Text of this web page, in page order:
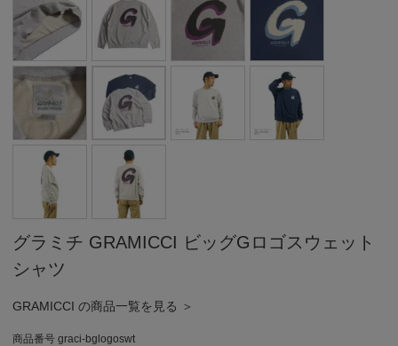
グラミチ GRAMICCI ビッグGロゴスウェット
シャツ
GRAMICCI の商品一覧を見る ＞
商品番号 graci-bglogoswt